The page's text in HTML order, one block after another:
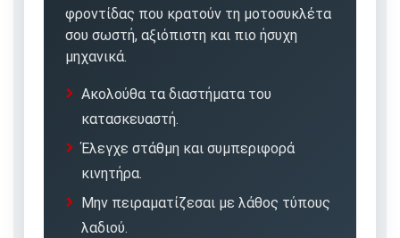
φροντίδας που κρατούν τη μοτοσυκλέτα
σου σωστή, αξιόπιστη και πιο ήσυχη
μηχανικά.
Ακολούθα τα διαστήματα του
κατασκευαστή.
Έλεγχε στάθμη και συμπεριφορά
κινητήρα.
Μην πειραματίζεσαι με λάθος τύπους
λαδιού.